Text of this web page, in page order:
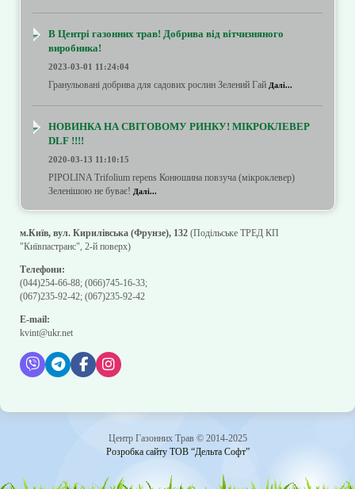
В Центрі газонних трав! Добрива від вітчизняного
виробника!
2023-03-01 11:24:04
Гранульовані добрива для садових рослин Зелений Гай Далі...
НОВИНКА НА СВІТОВОМУ РИНКУ! МІКРОКЛЕВЕР
DLF !!!!
2020-03-13 11:10:15
PIPOLINA Trifolium repens Конюшина повзуча (мікроклевер)
Зеленішою не буває! Далі...
м.Київ, вул. Кирилівська (Фрунзе), 132 (Подільське ТРЕД КП
"Київпастранс", 2-й поверх)
Телефони:
(044)254-66-88; (066)745-16-33;
(067)235-92-42; (067)235-92-42
E-mail:
kvint@ukr.net
Центр Газонних Трав © 2014-2025
Розробка сайту ТОВ “Дельта Софт”